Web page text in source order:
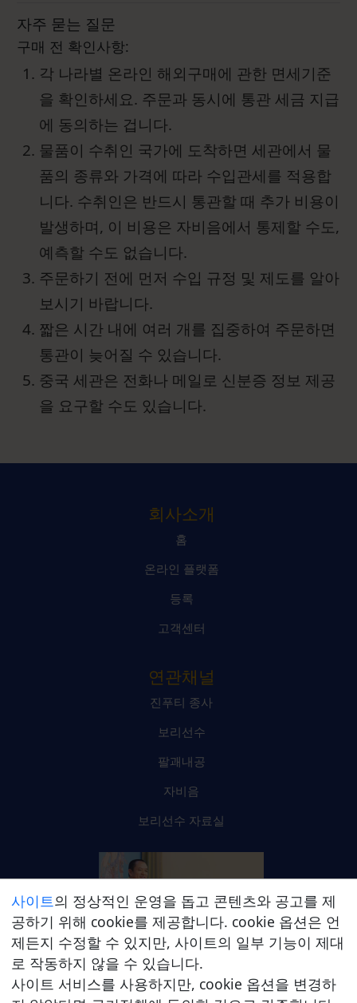
자주 묻는 질문
구매 전 확인사항:
각 나라별 온라인 해외구매에 관한 면세기준
을 확인하세요. 주문과 동시에 통관 세금 지급
에 동의하는 겁니다.
물품이 수취인 국가에 도착하면 세관에서 물
품의 종류와 가격에 따라 수입관세를 적용합
니다. 수취인은 반드시 통관할 때 추가 비용이
발생하며, 이 비용은 자비음에서 통제할 수도,
예측할 수도 없습니다.
주문하기 전에 먼저 수입 규정 및 제도를 알아
보시기 바랍니다.
짧은 시간 내에 여러 개를 집중하여 주문하면
통관이 늦어질 수 있습니다.
중국 세관은 전화나 메일로 신분증 정보 제공
을 요구할 수도 있습니다.
회사소개
홈
온라인 플랫폼
등록
고객센터
연관채널
진푸티 종사
보리선수
팔괘내공
자비음
보리선수 자료실
진푸티 종사 온라인 플랫폼
사이트의 정상적인 운영을 돕고 콘텐츠와 공고를 제
공하기 위해 cookie를 제공합니다. cookie 옵션은 언
제든지 수정할 수 있지만, 사이트의 일부 기능이 제대
로 작동하지 않을 수 있습니다.
사이트 서비스를 사용하지만, cookie 옵션을 변경하